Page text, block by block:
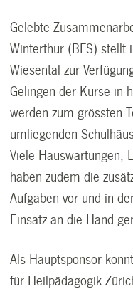
Gelebte
Winterthur (BFS) stellt
Wiesental zur
Gelingen der Kurse in
werden zum grössten
umliegenden
Viele Hauswartungen,
haben zudem die
Aufgaben vor und in
Einsatz an die Hand
Als Hauptsponsor
für Heilpädagogik